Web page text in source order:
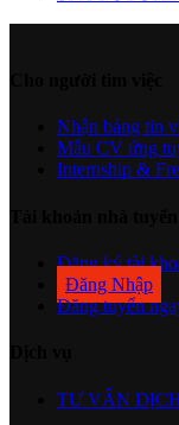
Nhận bảng tin
Mẫu CV ứng
Internship &
Đăng ký tài
Đăng Nhập
Đăng tuyển
TƯ VẤN